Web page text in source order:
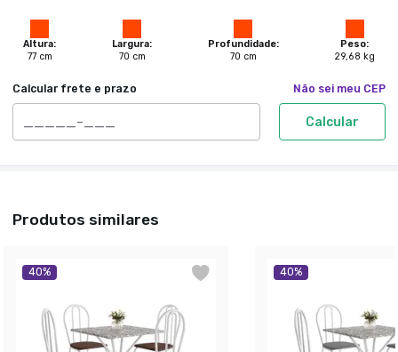
Altura:
77cm
Largura:
70 cm
Profundidade:
70 cm
Peso:
29,68 kg
Calcular frete e prazo Não sei meu CEP
Calcular
Produtos similares
40% 40%